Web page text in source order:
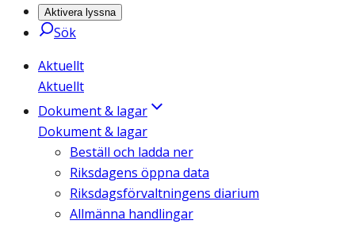
Aktivera lyssna
Sök
Aktuellt
Aktuellt
Dokument & lagar
Dokument & lagar
Beställ och ladda ner
Riksdagens öppna data
Riksdagsförvaltningens diarium
Allmänna handlingar